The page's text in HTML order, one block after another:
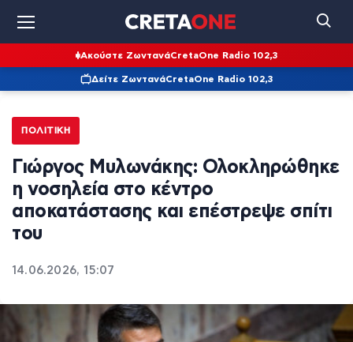
Ακούστε ΖωντανάCretaOne Radio 102,3
Δείτε ΖωντανάCretaOne Radio 102,3
ΠΟΛΙΤΙΚΉ
Γιώργος Μυλωνάκης: Ολοκληρώθηκε
η νοσηλεία στο κέντρο
αποκατάστασης και επέστρεψε σπίτι
του
14.06.2026, 15:07